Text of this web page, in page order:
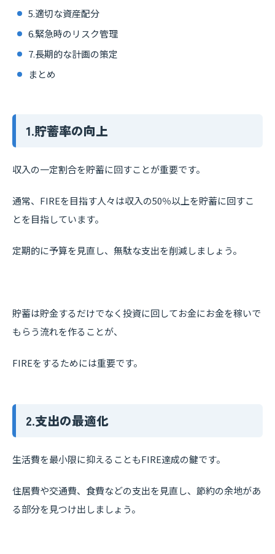
5.適切な資産配分
6.緊急時のリスク管理
7.長期的な計画の策定
まとめ
1.貯蓄率の向上
収入の一定割合を貯蓄に回すことが重要です。
通常、FIREを目指す人々は収入の50％以上を貯蓄に回すこ
とを目指しています。
定期的に予算を見直し、無駄な支出を削減しましょう。
貯蓄は貯金するだけでなく投資に回してお金にお金を稼いで
もらう流れを作ることが、
FIREをするためには重要です。
2.支出の最適化
生活費を最小限に抑えることもFIRE達成の鍵です。
住居費や交通費、食費などの支出を見直し、節約の余地があ
る部分を見つけ出しましょう。